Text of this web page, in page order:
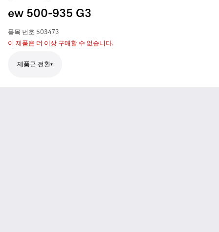
ew 500-935 G3
품목 번호 503473
이 제품은 더 이상 구매할 수 없습니다.
제품군 전환